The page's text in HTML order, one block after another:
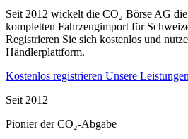
Seit 2012 wickelt die CO₂ Börse AG
kompletten Fahrzeugimport für
Registrieren Sie sich kostenlos und
Händlerplattform.
Kostenlos registrieren Unsere Leistungen
Seit 2012
Pionier der CO₂-Abgabe